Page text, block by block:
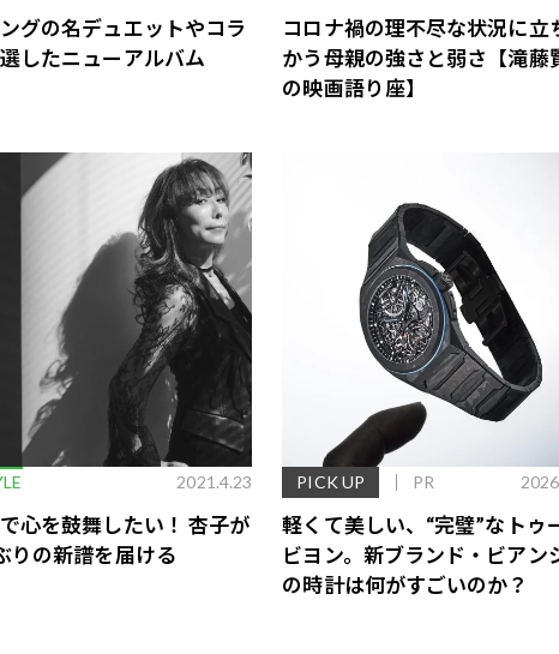
グの名デュエットやコラ
したニューアルバム
コロナ禍の理不尽な状況に立
かう母親の強さと弱さ【滝藤
の映画語り座】
2021.4.23
心を鼓舞したい！ 杏子が
りの新譜を届ける
PICK UP PR
軽くて美しい、“完璧”なトゥ
ビヨン。新ブランド・ビアン
の時計は何がすごいのか？